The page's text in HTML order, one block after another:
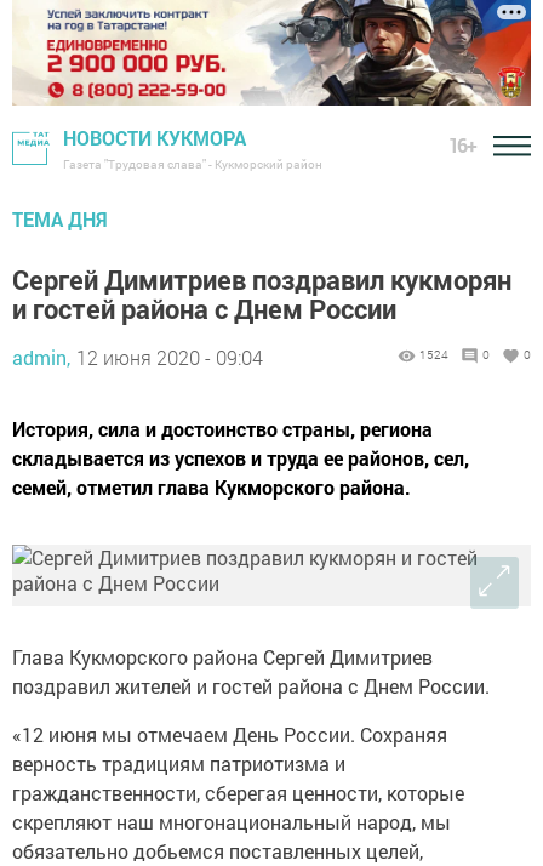
НОВОСТИ КУКМОРА
Газета "Трудовая слава" - Кукморский район
16+
ТЕМА ДНЯ
Сергей Димитриев поздравил кукморян
и гостей района с Днем России
admin, 12 июня 2020 - 09:04 1524 0 0
История, сила и достоинство страны, региона
складывается из успехов и труда ее районов, сел,
семей, отметил глава Кукморского района.
Глава Кукморского района Сергей Димитриев
поздравил жителей и гостей района с Днем России.
«12 июня мы отмечаем День России. Сохраняя
верность традициям патриотизма и
гражданственности, сберегая ценности, которые
скрепляют наш многонациональный народ, мы
обязательно добьемся поставленных целей,